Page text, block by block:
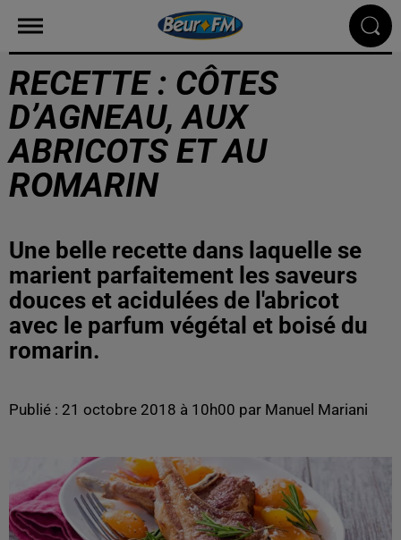
RECETTE : CÔTES
D’AGNEAU, AUX
ABRICOTS ET AU
ROMARIN
Une belle recette dans laquelle se
marient parfaitement les saveurs
douces et acidulées de l'abricot
avec le parfum végétal et boisé du
romarin.
Publié : 21 octobre 2018 à 10h00 par Manuel Mariani